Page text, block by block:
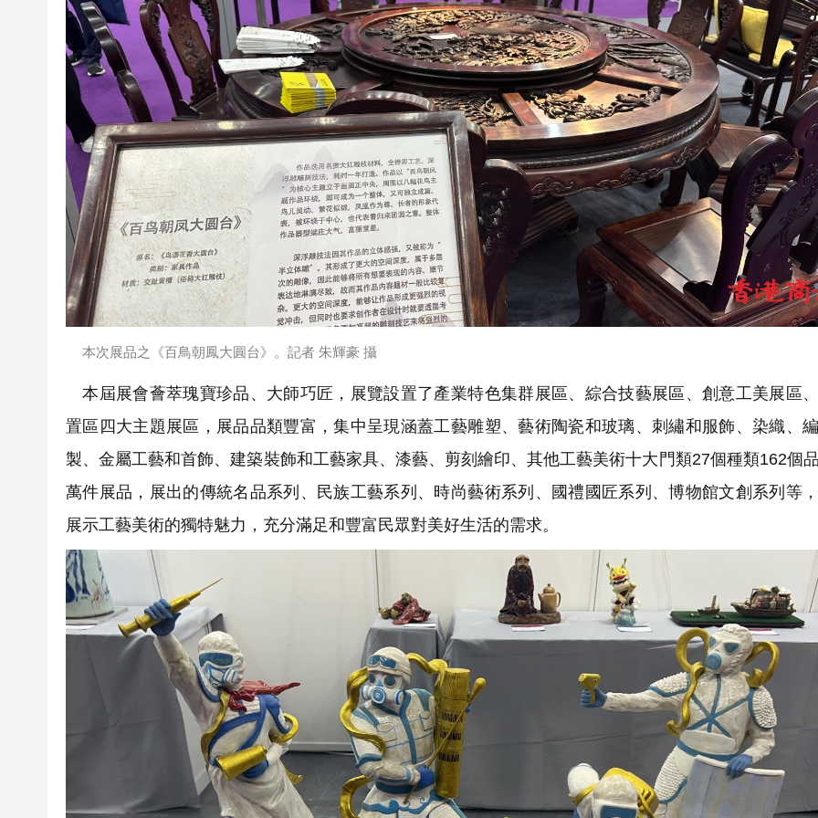
本次展品之《百鳥朝鳳大圓台》。記者 朱輝豪 攝
本屆展會薈萃瑰寶珍品、大師巧匠，展覽設置了產業特色集群展區、綜合技藝展區、創意工美展區
置區四大主題展區，展品品類豐富，集中呈現涵蓋工藝雕塑、藝術陶瓷和玻璃、刺繡和服飾、染織、
製、金屬工藝和首飾、建築裝飾和工藝家具、漆藝、剪刻繪印、其他工藝美術十大門類27個種類162個
萬件展品，展出的傳統名品系列、民族工藝系列、時尚藝術系列、國禮國匠系列、博物館文創系列等
展示工藝美術的獨特魅力，充分滿足和豐富民眾對美好生活的需求。